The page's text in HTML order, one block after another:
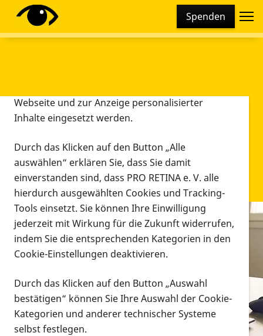
Spenden
Infomaterial
Infomaterial
Vorlesen
Alle Infomaterialien in verschiedenen
Formaten an einem Ort
Diese Webseite setzt verschiedene Cookies und
Tracking-Tools ein. Dies beinhaltet Cookies und
Webseite und zur Anzeige personalisierter
Inhalte eingesetzt werden.
Durch das Klicken auf den Button „Alle
auswählen“ erklären Sie, dass Sie damit
einverstanden sind, dass PRO RETINA e. V. alle
hierdurch ausgewählten Cookies und Tracking-
Tools einsetzt. Sie können Ihre Einwilligung
jederzeit mit Wirkung für die Zukunft widerrufen,
indem Sie die entsprechenden Kategorien in den
Cookie-Einstellungen deaktivieren.
Durch das Klicken auf den Button „Auswahl
bestätigen“ können Sie Ihre Auswahl der Cookie-
Kategorien und anderer technischer Systeme
selbst festlegen.